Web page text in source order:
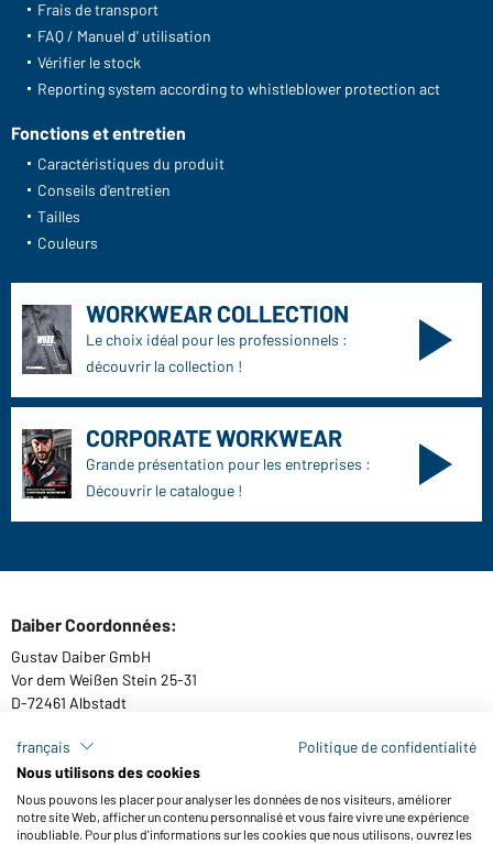
Frais de transport
FAQ / Manuel d' utilisation
Vérifier le stock
Reporting system according to whistleblower protection act
Fonctions et entretien
Caractéristiques du produit
Conseils d'entretien
Tailles
Couleurs
WORKWEAR COLLECTION
Le choix idéal pour les professionnels :
découvrir la collection !
CORPORATE WORKWEAR
Grande présentation pour les entreprises :
Découvrir le catalogue !
Daiber Coordonnées:
Gustav Daiber GmbH
Vor dem Weißen Stein 25-31
D-72461 Albstadt
Télécharger ou commander catalogues
Lien aux catalogues
français
Politique de confidentialité
Nous utilisons des cookies
Nous pouvons les placer pour analyser les données de nos visiteurs, améliorer
notre site Web, afficher un contenu personnalisé et vous faire vivre une expérience
inoubliable. Pour plus d'informations sur les cookies que nous utilisons, ouvrez les